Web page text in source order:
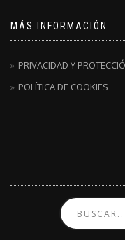
MÁS INFORMACIÓN
PRIVACIDAD Y
POLÍTICA DE COOKIES